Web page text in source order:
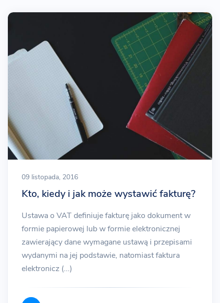
09 listopada, 2016
Kto, kiedy i jak może wystawić fakturę?
Ustawa o VAT definiuje fakturę jako dokument w
formie papierowej lub w formie elektronicznej
zawierający dane wymagane ustawą i przepisami
wydanymi na jej podstawie, natomiast faktura
elektronicz (...)